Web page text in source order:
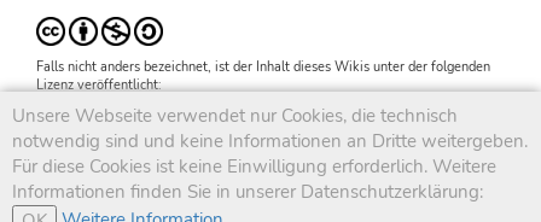
Unsere Webseite verwendet nur Cookies, die technisch
notwendig sind und keine Informationen an Dritte weitergeben.
Für diese Cookies ist keine Einwilligung erforderlich. Weitere
Informationen finden Sie in unserer Datenschutzerklärung:
Falls nicht anders bezeichnet, ist der Inhalt dieses Wikis unter der folgenden
Lizenz veröffentlicht: